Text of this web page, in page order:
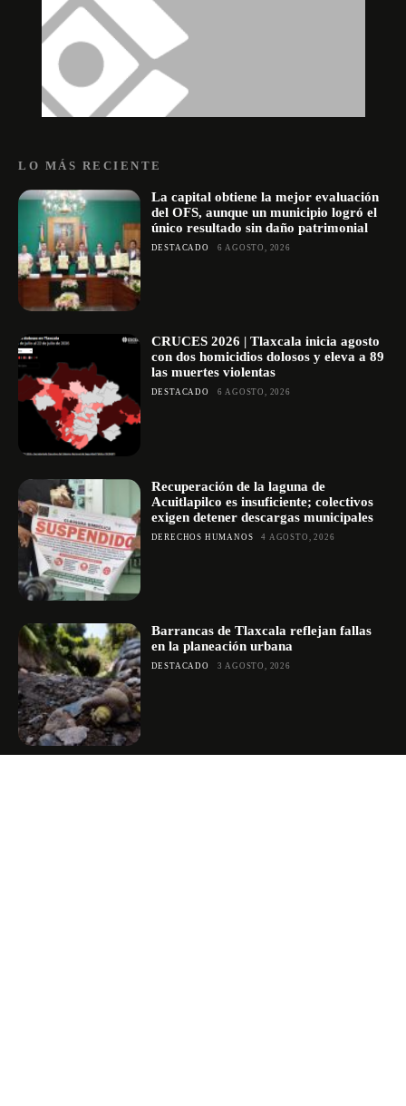
LO MÁS RECIENTE
La capital obtiene la mejor evaluación
del OFS, aunque un municipio logró el
único resultado sin daño patrimonial
DESTACADO 6 AGOSTO, 2026
CRUCES 2026 | Tlaxcala inicia agosto
con dos homicidios dolosos y eleva a 89
las muertes violentas
DESTACADO 6 AGOSTO, 2026
Recuperación de la laguna de
Acuitlapilco es insuficiente; colectivos
exigen detener descargas municipales
DERECHOS HUMANOS 4 AGOSTO, 2026
Barrancas de Tlaxcala reflejan fallas
en la planeación urbana
DESTACADO 3 AGOSTO, 2026